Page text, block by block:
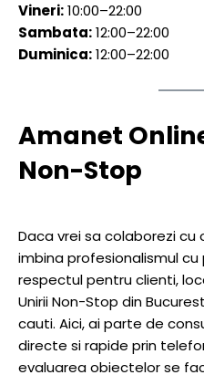
Vineri:10:00–22:00
Sambata:12:00–22:00
Duminica:12:00–22:00
Amanet
Non-Stop
Daca vrei sa colaborezi
imbina profesionalismul
respectul pentru clienti,
Unirii Non-Stop din
cauti. Aici, ai parte de
directe si rapide prin
evaluarea obiectelor se